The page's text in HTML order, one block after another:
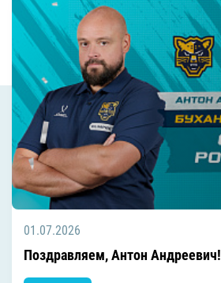
01.07.2026
Поздравляем, Антон Андреевич!